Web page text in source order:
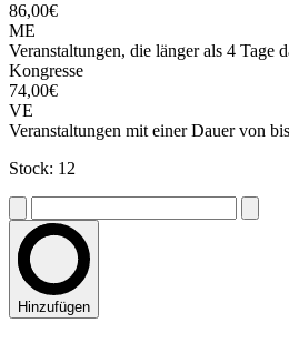
86,00€
ME
Veranstaltungen, die länger als 4 Tage
Kongresse
74,00€
VE
Veranstaltungen mit einer Dauer von
Stock: 12
Hinzufügen